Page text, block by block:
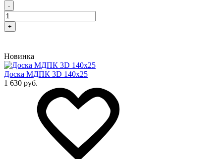
-
+
Новинка
Доска МДПК 3D 140x25
1 630 руб.